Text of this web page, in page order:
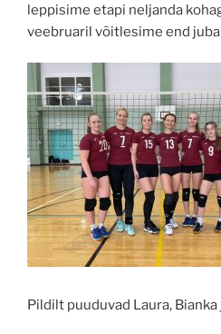
leppisime etapi neljanda
veebruaril võitlesime end juba
Pildilt puuduvad Laura, Bianka